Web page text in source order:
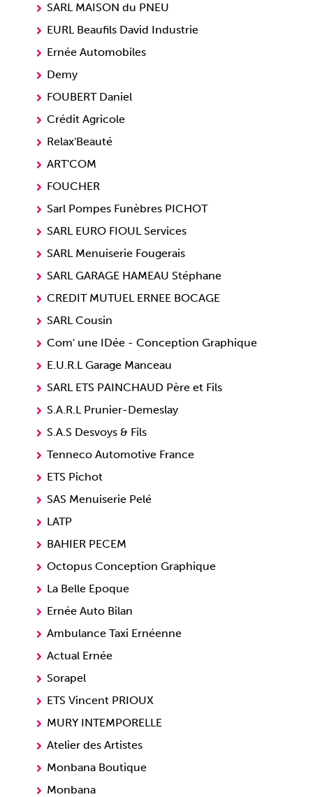
SARL MAISON du PNEU
EURL Beaufils David Industrie
Ernée Automobiles
Demy
FOUBERT Daniel
Crédit Agricole
Relax'Beauté
ART'COM
FOUCHER
Sarl Pompes Funèbres PICHOT
SARL EURO FIOUL Services
SARL Menuiserie Fougerais
SARL GARAGE HAMEAU Stéphane
CREDIT MUTUEL ERNEE BOCAGE
SARL Cousin
Com' une IDée - Conception Graphique
E.U.R.L Garage Manceau
SARL ETS PAINCHAUD Père et Fils
S.A.R.L Prunier-Demeslay
S.A.S Desvoys & Fils
Tenneco Automotive France
ETS Pichot
SAS Menuiserie Pelé
LATP
BAHIER PECEM
Octopus Conception Graphique
La Belle Epoque
Ernée Auto Bilan
Ambulance Taxi Ernéenne
Actual Ernée
Sorapel
ETS Vincent PRIOUX
MURY INTEMPORELLE
Atelier des Artistes
Monbana Boutique
Monbana